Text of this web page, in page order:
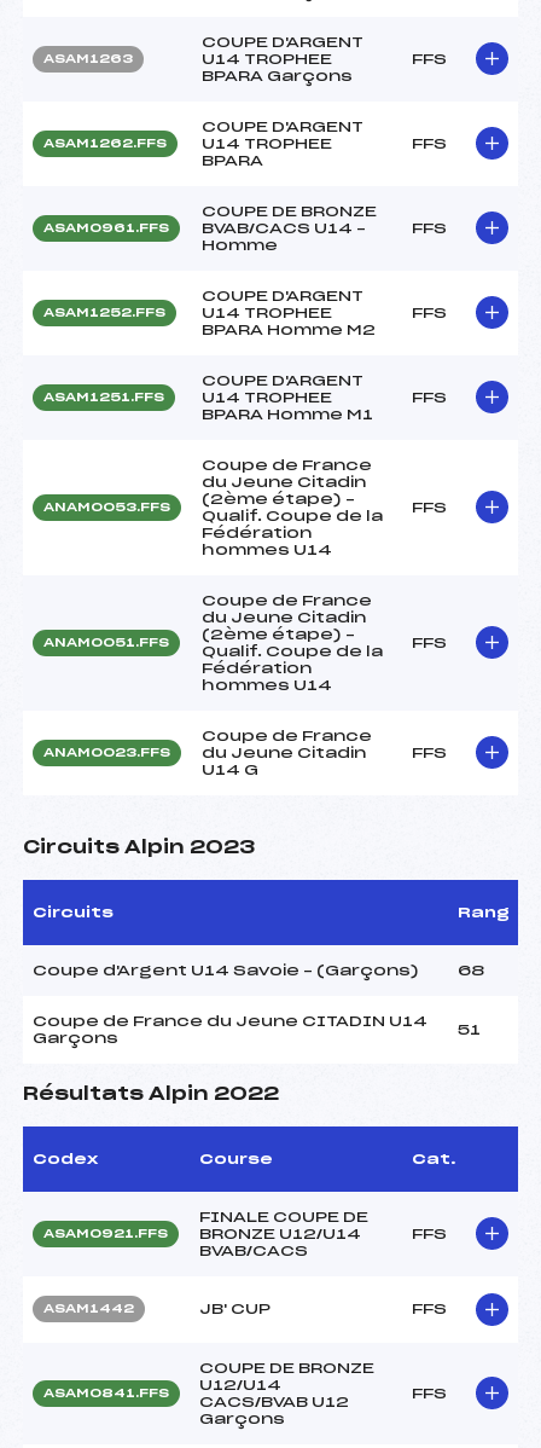
ASAM1263
COUPE D'ARGENT
U14 TROPHEE
BPARA Garçons
FFS
ASAM1262.FFS
COUPE D'ARGENT
U14 TROPHEE
BPARA
FFS
ASAM0961.FFS
COUPE DE BRONZE
BVAB/CACS U14 –
Homme
FFS
ASAM1252.FFS
COUPE D'ARGENT
U14 TROPHEE
BPARA Homme M2
FFS
ASAM1251.FFS
COUPE D'ARGENT
U14 TROPHEE
BPARA Homme M1
FFS
ANAM0053.FFS
Coupe de France
du Jeune Citadin
(2ème étape) –
Qualif. Coupe de la
Fédération
hommes U14
FFS
ANAM0051.FFS
Coupe de France
du Jeune Citadin
(2ème étape) –
Qualif. Coupe de la
Fédération
hommes U14
FFS
ANAM0023.FFS
Coupe de France
du Jeune Citadin
U14 G
FFS
Circuits Alpin 2023
Circuits Rang
Coupe d'Argent U14 Savoie – (Garçons) 68
Coupe de France du Jeune CITADIN U14
Garçons
51
Résultats Alpin 2022
Codex Course Cat.
ASAM0921.FFS
FINALE COUPE DE
BRONZE U12/U14
BVAB/CACS
FFS
ASAM1442 JB' CUP FFS
ASAM0841.FFS
COUPE DE BRONZE
U12/U14
CACS/BVAB U12
Garçons
FFS